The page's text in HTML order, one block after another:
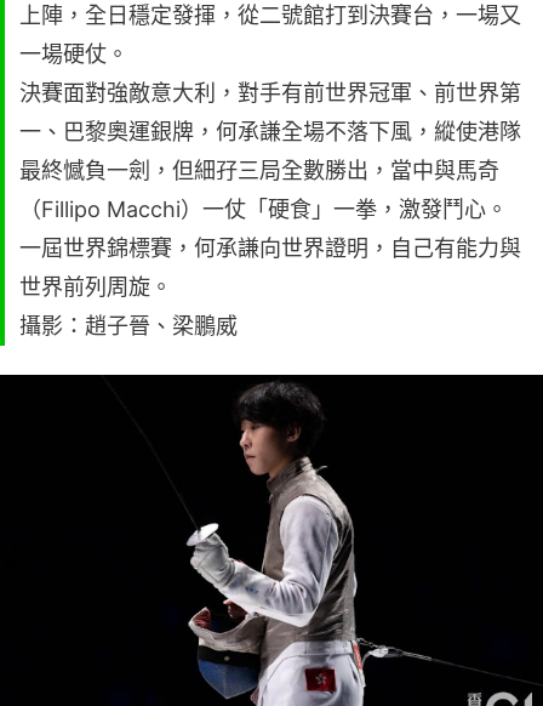
上陣，全日穩定發揮，從二號館打到決賽台，一場又
一場硬仗。
決賽面對強敵意大利，對手有前世界冠軍、前世界第
一、巴黎奧運銀牌，何承謙全場不落下風，縱使港隊
最終憾負一劍，但細孖三局全數勝出，當中與馬奇
（Fillipo Macchi）一仗「硬食」一拳，激發鬥心。
一屆世界錦標賽，何承謙向世界證明，自己有能力與
世界前列周旋。
攝影：趙子晉、梁鵬威